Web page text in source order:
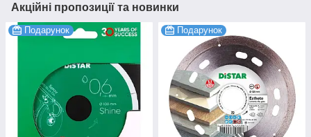
Акційні пропозиції та новинки
Подарунок Подарунок